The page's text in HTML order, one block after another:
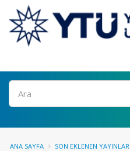
Ara
ANA SAYFA SON EKLENEN YAYINLAR